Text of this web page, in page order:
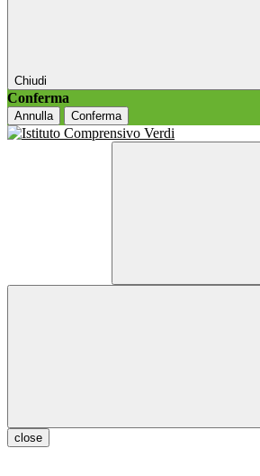
Chiudi
Conferma
Annulla Conferma
close